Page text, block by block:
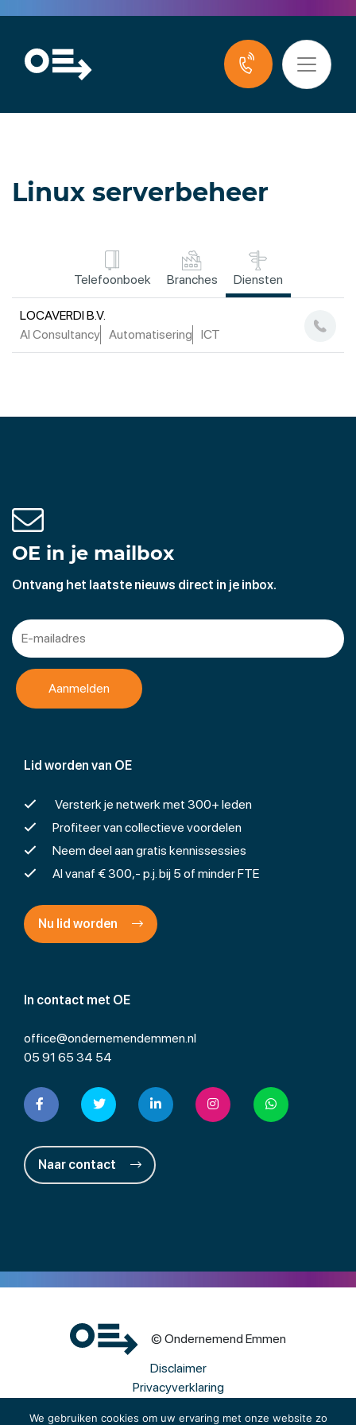
Linux serverbeheer
Telefoonboek Branches Diensten
LOCAVERDI B.V.
AI Consultancy Automatisering ICT
We gebruiken cookies om uw ervaring met onze website zo
In contact met OE
office@ondernemendemmen.nl
05 91 65 34 54
Naar contact
Lid worden van OE
Versterk je netwerk met 300+ leden
Profiteer van collectieve voordelen
Neem deel aan gratis kennissessies
Al vanaf € 300,- p.j. bij 5 of minder FTE
Nu lid worden
OE in je mailbox
Ontvang het laatste nieuws direct in je inbox.
© Ondernemend Emmen
Disclaimer
Privacyverklaring